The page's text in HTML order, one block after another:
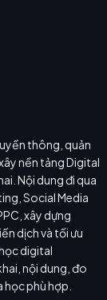
thông, quản
nền tảng Digital
Nội dung đi qua
Social Media
xây dựng
dịch và tối ưu
digital
nội dung, đo
phù hợp.